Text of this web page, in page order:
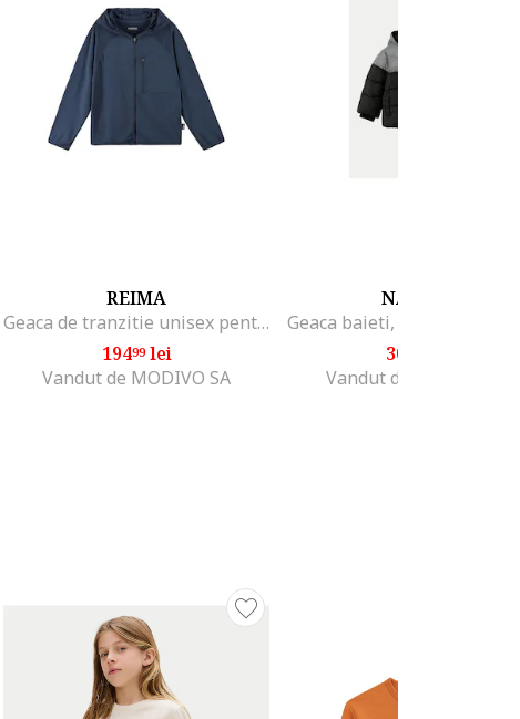
REIMA
Geaca de tranzitie unisex pentru copii, Poliester, 146 CM, Bleumarin,
19499lei
Vandut de MODIVO SA
NAME IT
309
Vandut de MODIVO SA